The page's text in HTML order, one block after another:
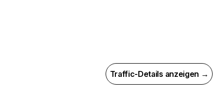
Traffic-Details anzeigen →